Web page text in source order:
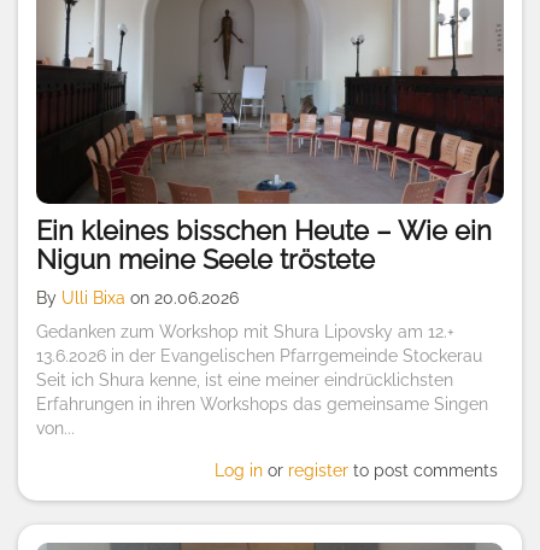
Ein kleines bisschen Heute – Wie ein
Nigun meine Seele tröstete
By Ulli Bixa on 20.06.2026
Gedanken zum Workshop mit Shura Lipovsky am 12.+
13.6.2026 in der Evangelischen Pfarrgemeinde Stockerau
Seit ich Shura kenne, ist eine meiner eindrücklichsten
Erfahrungen in ihren Workshops das gemeinsame Singen
von...
Log in or register to post comments